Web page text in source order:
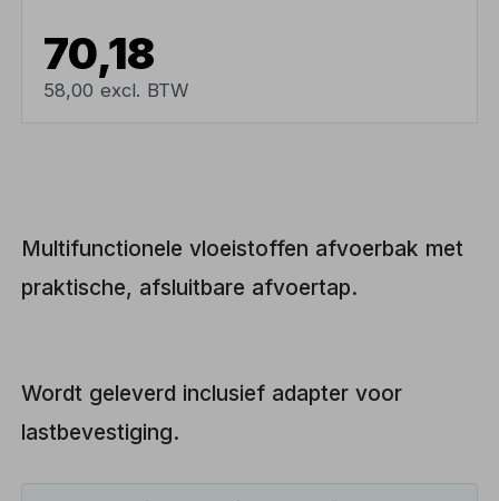
70,18
58,00 excl. BTW
Multifunctionele vloeistoffen afvoerbak met
praktische, afsluitbare afvoertap.
Wordt geleverd inclusief adapter voor
lastbevestiging.